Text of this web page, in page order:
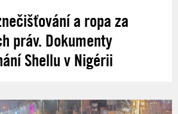
a ropa za
práv. Dokumenty
Shellu v Nigérii